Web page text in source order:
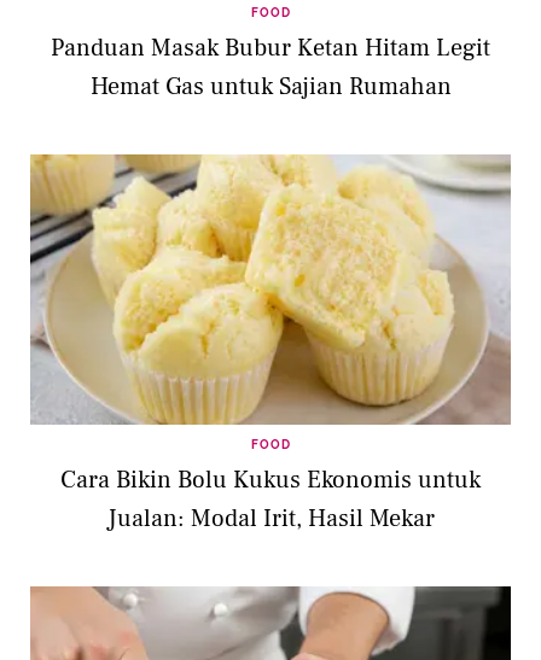
FOOD
Panduan Masak Bubur Ketan Hitam Legit
Hemat Gas untuk Sajian Rumahan
FOOD
Cara Bikin Bolu Kukus Ekonomis untuk
Jualan: Modal Irit, Hasil Mekar